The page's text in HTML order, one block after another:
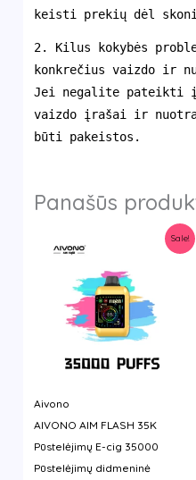
keisti prekių dėl
2. Kilus kokybės
konkrečius vaizdo ir
Jei negalite pateikti
vaizdo įrašai ir
būti pakeistos.
Panašūs
Sale!
Aivono
AIVONO AIM FLASH 35K
Pūstelėjimų E-cig 35000
Pūstelėjimų didmeninė